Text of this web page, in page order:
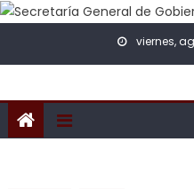
Skip to content
viernes,